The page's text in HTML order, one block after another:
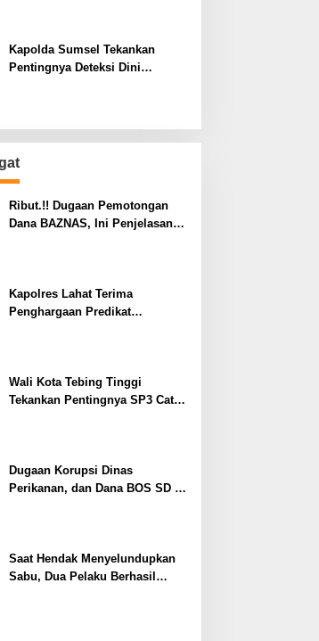
Kapolda Sumsel Tekankan
Pentingnya Deteksi Dini
Ribut.!! Dugaan Pemotongan
Dana BAZNAS, Ini Penjelasan
Kapolres Lahat Terima
Penghargaan Predikat
Wali Kota Tebing Tinggi
Tekankan Pentingnya SP3 Catin
Dugaan Korupsi Dinas
Perikanan, dan Dana BOS SD –
Saat Hendak Menyelundupkan
Sabu, Dua Pelaku Berhasil